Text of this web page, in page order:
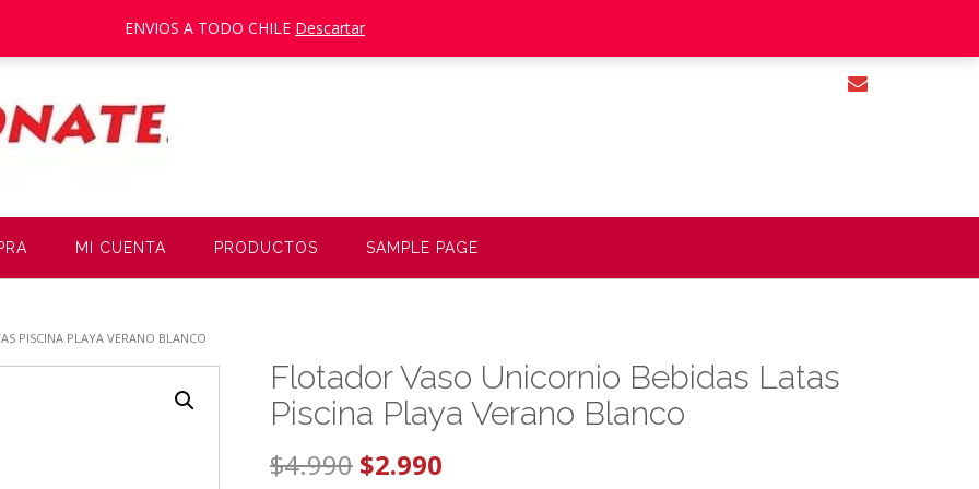
ENVIOS A TODO CHILE Descartar
MI CUENTA PRODUCTOS SAMPLE PAGE
PISCINA PLAYA VERANO BLANCO
Flotador Vaso Unicornio Bebidas Latas
Piscina Playa Verano Blanco
$4.990 El
$2.990El